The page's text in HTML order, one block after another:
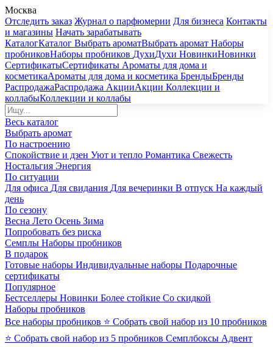
Москва
Отследить заказ Журнал о парфюмерии Для бизнеса Контакты
и магазины Начать зарабатывать
КаталогКаталог Выбрать ароматВыбрать аромат Наборы
пробниковНаборы пробников ДухиДухи НовинкиНовинки
СертификатыСертификаты Ароматы для дома и
косметикаАроматы для дома и косметика БрендыБренды
РаспродажаРаспродажа АкцииАкции Коллекции и
коллабыКоллекции и коллабы
Весь каталог
Выбрать аромат
По настроению
Спокойствие и дзен Уют и тепло Романтика Свежесть
Ностальгия Энергия
По ситуации
Для офиса Для свидания Для вечеринки В отпуск На каждый
день
По сезону
Весна Лето Осень Зима
Попробовать без риска
Семплы Наборы пробников
В подарок
Готовые наборы Индивидуальные наборы Подарочные
сертификаты
Популярное
Бестселлеры Новинки Более стойкие Со скидкой
Наборы пробников
Все наборы пробников ⭐ Собрать свой набор из 10 пробников
⭐ Собрать свой набор из 5 пробников Семплбоксы Адвент